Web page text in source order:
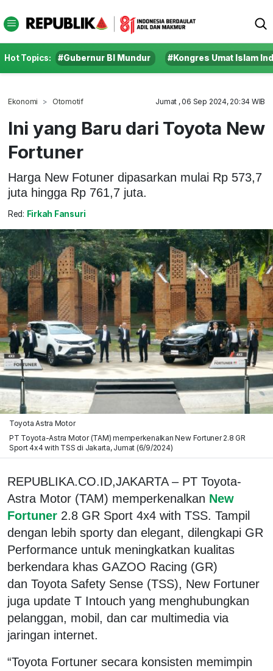
Hot Topics: #Gubernur BI Mundur #Kongres Umat Islam
Ekonomi Otomotif Jumat , 06 Sep 2024, 20:34 WIB
Ini yang Baru dari Toyota New
Fortuner
Harga New Fotuner dipasarkan mulai Rp 573,7
juta hingga Rp 761,7 juta.
Red: Firkah Fansuri
Toyota Astra Motor
PT Toyota-Astra Motor (TAM) memperkenalkan New Fortuner 2.8 GR
Sport 4x4 with TSS di Jakarta, Jumat (6/9/2024)
REPUBLIKA.CO.ID,JAKARTA – PT Toyota-
Astra Motor (TAM) memperkenalkan New
Fortuner 2.8 GR Sport 4x4 with TSS. Tampil
dengan lebih sporty dan elegant, dilengkapi GR
Performance untuk meningkatkan kualitas
berkendara khas GAZOO Racing (GR)
dan Toyota Safety Sense (TSS), New Fortuner
juga update T Intouch yang menghubungkan
pelanggan, mobil, dan car multimedia via
jaringan internet.
“Toyota Fortuner secara konsisten memimpin